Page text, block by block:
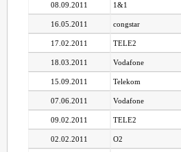
08.09.2011 1&1
16.05.2011 congstar
17.02.2011 TELE2
18.03.2011 Vodafone
15.09.2011 Telekom
07.06.2011 Vodafone
09.02.2011 TELE2
02.02.2011 O2